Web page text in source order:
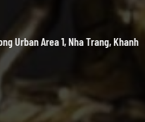
Urban Area 1, Nha Trang, Khanh